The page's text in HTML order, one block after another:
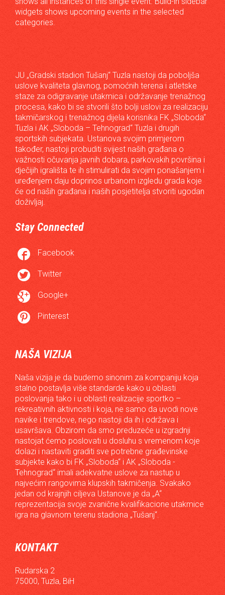
widgets shows upcoming events in the selected
categories.
JU „Gradski stadion Tušanj“ Tuzla nastoji da poboljša
uslove kvaliteta glavnog, pomoćnih terena i atletske
staze za odigravanje utakmica i održavanje trenažnog
procesa, kako bi se stvorili što bolji uslovi za realizaciju
takmičarskog i trenažnog dijela korisnika FK „Sloboda“
Tuzla i AK „Sloboda – Tehnograd“ Tuzla i drugih
sportskih subjekata. Ustanova svojim primjerom
također, nastoji probuditi svijest naših građana o
važnosti očuvanja javnih dobara, parkovskih površina i
dječijih igrališta te ih stimulirati da svojim ponašanjem i
uređenjem daju doprinos urbanom izgledu grada koje
će od naših građana i naših posjetitelja stvoriti ugodan
doživljaj.
Stay Connected
 Facebook
 Twitter
 Google+
 Pinterest
NAŠA VIZIJA
Naša vizija je da budemo sinonim za kompaniju koja
stalno postavlja više standarde kako u oblasti
poslovanja tako i u oblasti realizacije sportko –
rekreativnih aktivnosti i koja, ne samo da uvodi nove
navike i trendove, nego nastoji da ih i održava i
usavršava. Obzirom da smo preduzeće u izgradnji
nastojat ćemo poslovati u dosluhu s vremenom koje
dolazi i nastaviti graditi sve potrebne građevinske
subjekte kako bi FK „Sloboda“ i AK „Sloboda -
Tehnograd“ imali adekvatne uslove za nastup u
najvećim rangovima klupskih takmičenja. Svakako
jedan od krajnjih ciljeva Ustanove je da „A“
reprezentacija svoje zvanične kvalifikacione utakmice
igra na glavnom terenu stadiona „Tušanj“.
KONTAKT
Rudarska 2
75000, Tuzla, BiH